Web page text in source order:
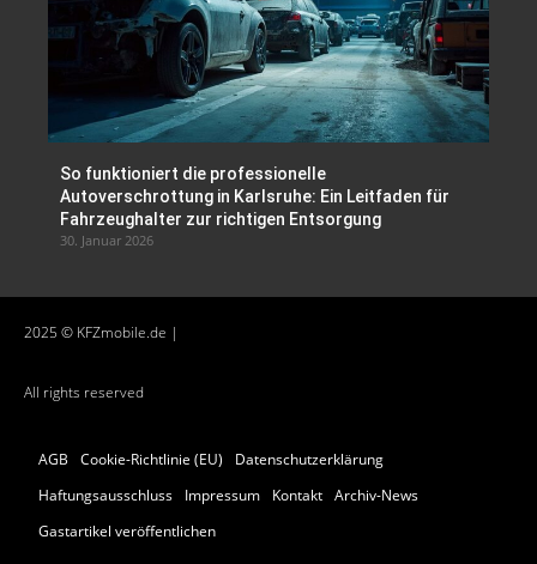
So funktioniert die professionelle
Autoverschrottung in Karlsruhe: Ein Leitfaden für
Fahrzeughalter zur richtigen Entsorgung
30. Januar 2026
2025 © KFZmobile.de |
All rights reserved
AGB Cookie-Richtlinie (EU)
Datenschutzerklärung
Haftungsausschluss
Impressum Kontakt Archiv-News
Gastartikel veröffentlichen